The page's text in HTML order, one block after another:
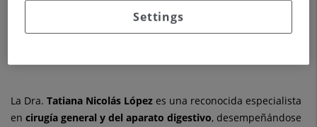
Ver más especialistas en
La Dra. Tatiana Nicolás López es una reconocida especialista
en cirugía general y del aparato digestivo, desempeñándose
Settings